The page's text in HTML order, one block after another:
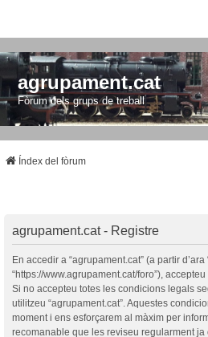
agrupament.cat
Fòrum dels grups de treball
Índex del fòrum
agrupament.cat - Registre
En accedir a “agrupament.cat” (a partir d’ara
“https://www.agrupament.cat/foro”),
Si no accepteu totes les condicions legals
utilitzeu “agrupament.cat”. Aquestes
moment i ens esforçarem al màxim per
recomanable que les reviseu regularment ja